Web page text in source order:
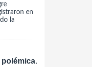
en
la
polémica.